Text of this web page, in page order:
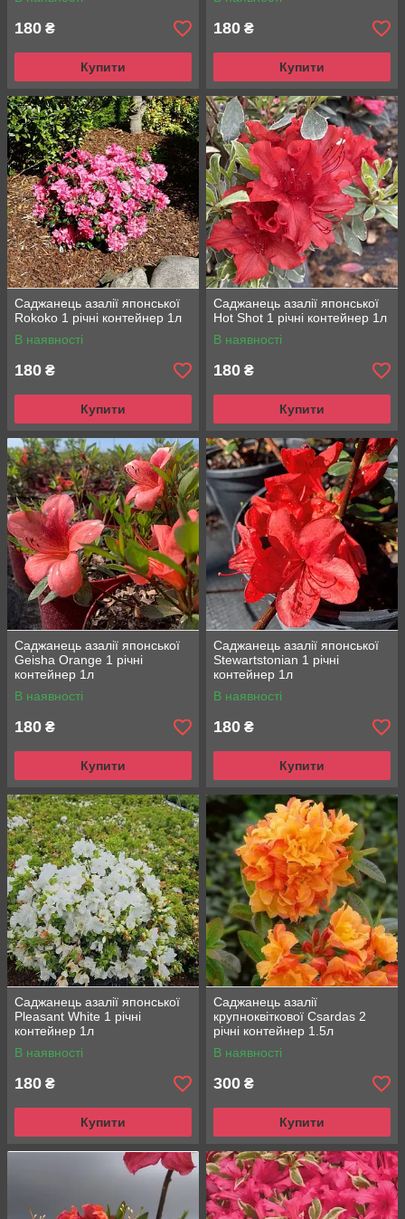
180 ₴
Купити
180 ₴
Купити
Саджанець азалії японської
Rokoko 1 річні контейнер 1л
В наявності
180 ₴
Купити
Саджанець азалії японської
Hot Shot 1 річні контейнер 1л
В наявності
180 ₴
Купити
Саджанець азалії японської
Geisha Orange 1 річні
контейнер 1л
В наявності
180 ₴
Купити
Саджанець азалії японської
Stewartstonian 1 річні
контейнер 1л
В наявності
180 ₴
Купити
Саджанець азалії японської
Pleasant White 1 річні
контейнер 1л
В наявності
180 ₴
Купити
Саджанець азалії
крупноквіткової Csardas 2
річні контейнер 1.5л
В наявності
300 ₴
Купити